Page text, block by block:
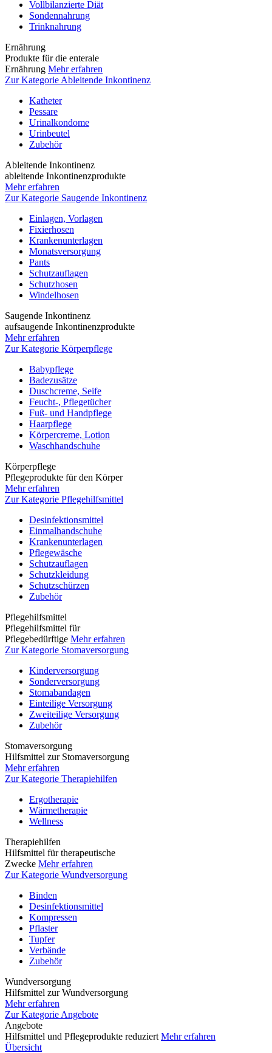
Vollbilanzierte Diät
Sondennahrung
Trinknahrung
Ernährung
Produkte für die enterale
Ernährung Mehr erfahren
Zur Kategorie Ableitende Inkontinenz
Katheter
Pessare
Urinalkondome
Urinbeutel
Zubehör
Ableitende Inkontinenz
ableitende Inkontinenzprodukte
Mehr erfahren
Zur Kategorie Saugende Inkontinenz
Einlagen, Vorlagen
Fixierhosen
Krankenunterlagen
Monatsversorgung
Pants
Schutzauflagen
Schutzhosen
Windelhosen
Saugende Inkontinenz
aufsaugende Inkontinenzprodukte
Mehr erfahren
Zur Kategorie Körperpflege
Babypflege
Badezusätze
Duschcreme, Seife
Feucht-, Pflegetücher
Fuß- und Handpflege
Haarpflege
Körpercreme, Lotion
Waschhandschuhe
Körperpflege
Pflegeprodukte für den Körper
Mehr erfahren
Zur Kategorie Pflegehilfsmittel
Desinfektionsmittel
Einmalhandschuhe
Krankenunterlagen
Pflegewäsche
Schutzauflagen
Schutzkleidung
Schutzschürzen
Zubehör
Pflegehilfsmittel
Pflegehilfsmittel für
Pflegebedürftige Mehr erfahren
Zur Kategorie Stomaversorgung
Kinderversorgung
Sonderversorgung
Stomabandagen
Einteilige Versorgung
Zweiteilige Versorgung
Zubehör
Stomaversorgung
Hilfsmittel zur Stomaversorgung
Mehr erfahren
Zur Kategorie Therapiehilfen
Ergotherapie
Wärmetherapie
Wellness
Therapiehilfen
Hilfsmittel für therapeutische
Zwecke Mehr erfahren
Zur Kategorie Wundversorgung
Binden
Desinfektionsmittel
Kompressen
Pflaster
Tupfer
Verbände
Zubehör
Wundversorgung
Hilfsmittel zur Wundversorgung
Mehr erfahren
Zur Kategorie Angebote
Angebote
Hilfsmittel und Pflegeprodukte reduziert Mehr erfahren
Übersicht